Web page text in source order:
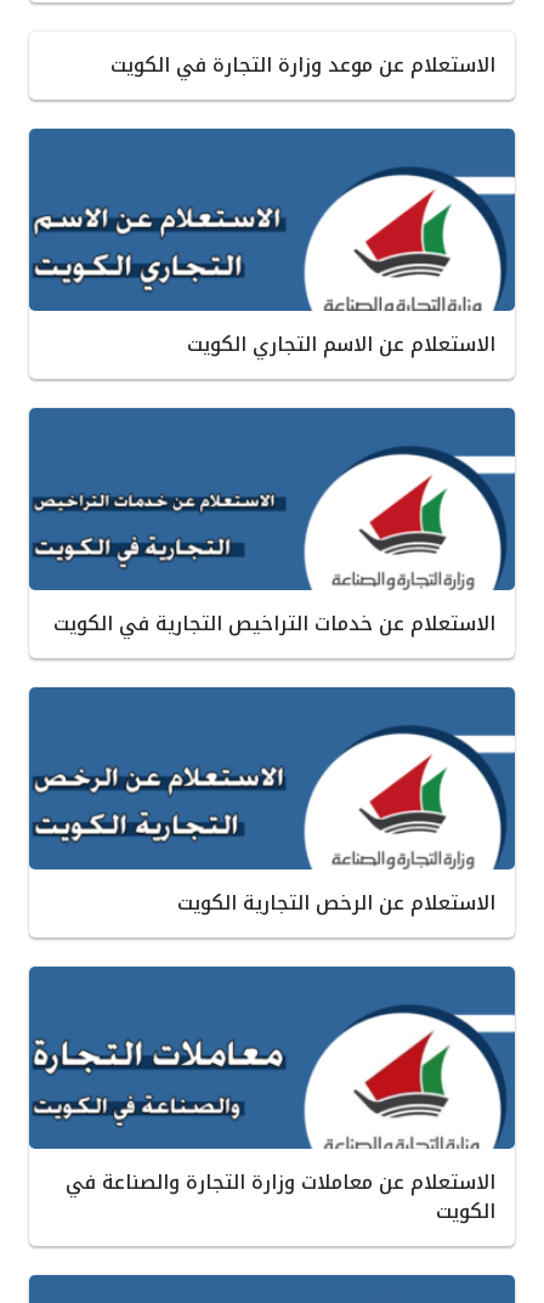
الاستعلام عن موعد وزارة التجارة في الكويت
الاستعلام عن الاسم التجاري الكويت
الاستعلام عن خدمات التراخيص التجارية في الكويت
الاستعلام عن الرخص التجارية الكويت
الاستعلام عن معاملات وزارة التجارة والصناعة في
الكويت